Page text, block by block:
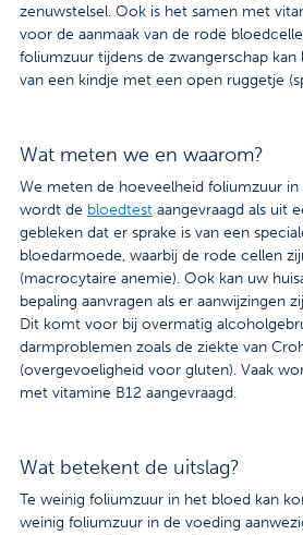
Praktische informatie
Onderzoeken
zenuwstelsel. Ook is het samen met
voor de aanmaak van de rode
foliumzuur tijdens de zwangerschap
van een kindje met een open ruggetje
Wat meten we en waarom?
We meten de hoeveelheid foliumzuur in
wordt de bloedtest aangevraagd als uit
gebleken dat er sprake is van een
bloedarmoede, waarbij de rode cellen
(macrocytaire anemie). Ook kan uw
bepaling aanvragen als er aanwijzingen
Dit komt voor bij overmatig
darmproblemen zoals de ziekte van
(overgevoeligheid voor gluten). Vaak
met vitamine B12 aangevraagd.
Wat betekent de uitslag?
Te weinig foliumzuur in het bloed kan
weinig foliumzuur in de voeding